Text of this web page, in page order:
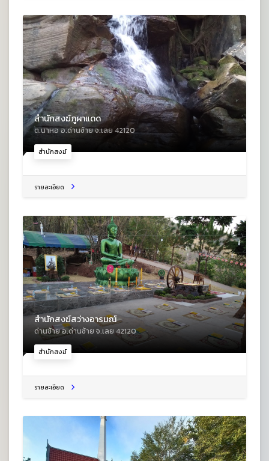
สำนักสงฆ์
สำนักสงฆ์ภูผาแดด
ต.นาหอ อ.ด่านซ้าย จ.เลย 42120
รายละเอียด
สำนักสงฆ์
สำนักสงฆ์สว่างอารมณ์
ด่านซ้าย อ.ด่านซ้าย จ.เลย 42120
รายละเอียด